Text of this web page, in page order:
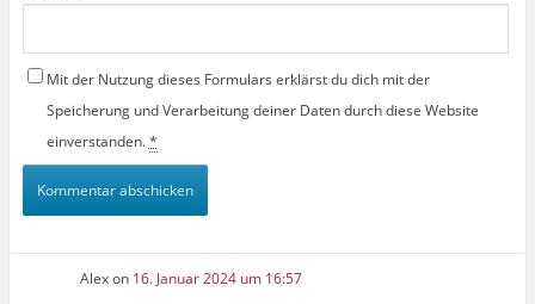
Mit der Nutzung dieses Formulars erklärst du dich mit der
Speicherung und Verarbeitung deiner Daten durch diese Website
einverstanden.*
Alexon 16. Januar 2024 um 16:57